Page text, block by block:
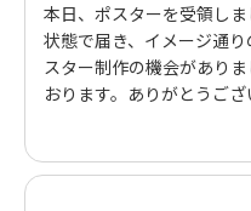
本日、ポスターを受領し
状態で届き、イメージ通
スター制作の機会があり
おります。ありがとうござ